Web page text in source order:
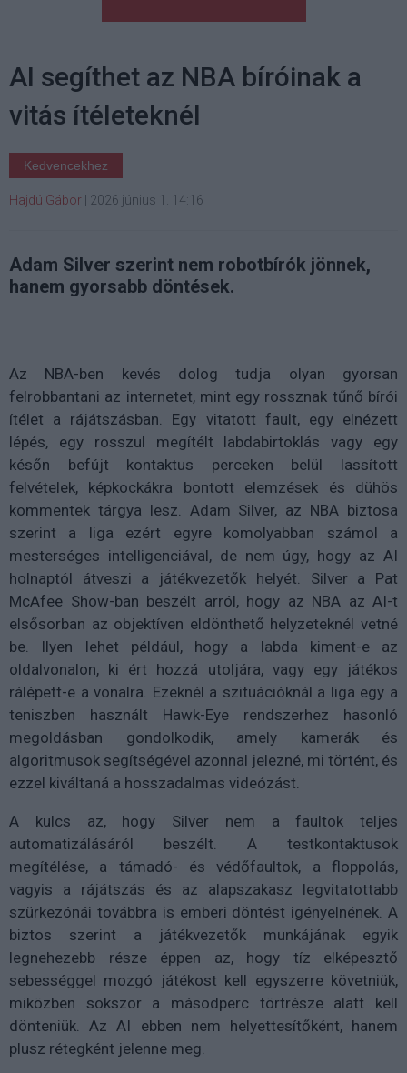
AI segíthet az NBA bíróinak a
vitás ítéleteknél
Kedvencekhez
Hajdú Gábor 2026 június 1. 14:16
Adam Silver szerint nem robotbírók jönnek,
hanem gyorsabb döntések.
Az NBA-ben kevés dolog tudja olyan gyorsan
felrobbantani az internetet, mint egy rossznak tűnő bírói
ítélet a rájátszásban. Egy vitatott fault, egy elnézett
lépés, egy rosszul megítélt labdabirtoklás vagy egy
későn befújt kontaktus perceken belül lassított
felvételek, képkockákra bontott elemzések és dühös
kommentek tárgya lesz. Adam Silver, az NBA biztosa
szerint a liga ezért egyre komolyabban számol a
mesterséges intelligenciával, de nem úgy, hogy az AI
holnaptól átveszi a játékvezetők helyét. Silver a Pat
McAfee Show-ban beszélt arról, hogy az NBA az AI-t
elsősorban az objektíven eldönthető helyzeteknél vetné
be. Ilyen lehet például, hogy a labda kiment-e az
oldalvonalon, ki ért hozzá utoljára, vagy egy játékos
rálépett-e a vonalra. Ezeknél a szituációknál a liga egy a
teniszben használt Hawk-Eye rendszerhez hasonló
megoldásban gondolkodik, amely kamerák és
algoritmusok segítségével azonnal jelezné, mi történt, és
ezzel kiváltaná a hosszadalmas videózást.
A kulcs az, hogy Silver nem a faultok teljes
automatizálásáról beszélt. A testkontaktusok
megítélése, a támadó- és védőfaultok, a floppolás,
vagyis a rájátszás és az alapszakasz legvitatottabb
szürkezónái továbbra is emberi döntést igényelnének. A
biztos szerint a játékvezetők munkájának egyik
legnehezebb része éppen az, hogy tíz elképesztő
sebességgel mozgó játékost kell egyszerre követniük,
miközben sokszor a másodperc törtrésze alatt kell
dönteniük. Az AI ebben nem helyettesítőként, hanem
plusz rétegként jelenne meg.